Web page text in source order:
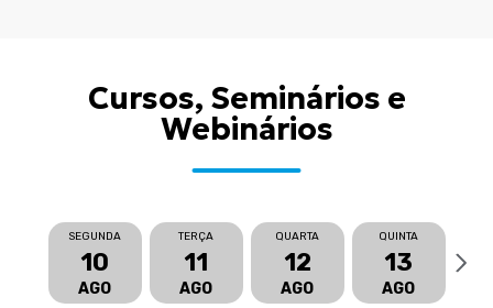
Cursos, Seminários e
Webinários
QUINTA
13
AGO
QUARTA
12
AGO
TERÇA
11
AGO
SEGUNDA
10
AGO